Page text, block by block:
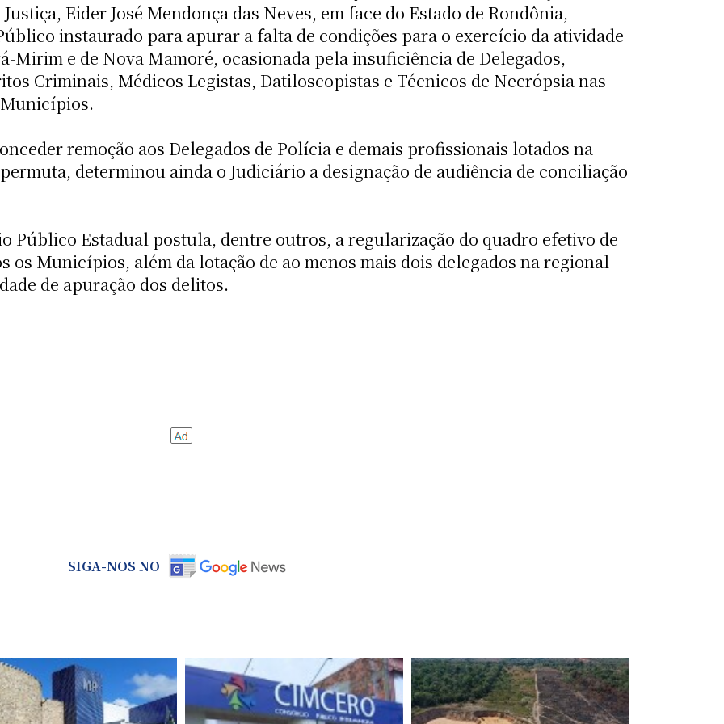
Eider José Mendonça das Neves, em face do Estado de Rondônia,
instaurado para apurar a falta de condições para o exercício da atividade
e de Nova Mamoré, ocasionada pela insuficiência de Delegados,
Criminais, Médicos Legistas, Datiloscopistas e Técnicos de Necrópsia nas
remoção aos Delegados de Polícia e demais profissionais lotados na
determinou ainda o Judiciário a designação de audiência de conciliação
Público Estadual postula, dentre outros, a regularização do quadro efetivo de
os Municípios, além da lotação de ao menos mais dois delegados na regional
de apuração dos delitos.
SIGA-NOS NO